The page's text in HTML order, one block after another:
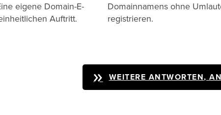
eigene Domain-E-
Auftritt.
Domainnamens ohne
registrieren.
WEITERE ANTWORTEN,